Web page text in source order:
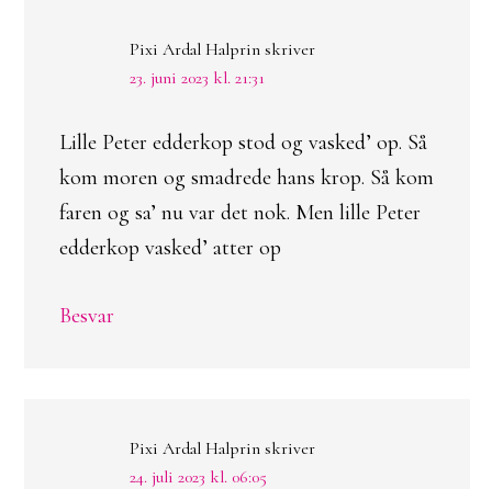
Pixi Ardal Halprin skriver
23. juni 2023 kl. 21:31
Lille Peter edderkop stod og vasked’ op. Så
kom moren og smadrede hans krop. Så kom
faren og sa’ nu var det nok. Men lille Peter
edderkop vasked’ atter op
Besvar
Pixi Ardal Halprin skriver
24. juli 2023 kl. 06:05